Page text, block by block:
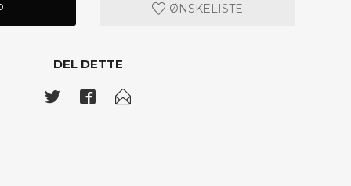
ØNSKELISTE
DEL DETTE